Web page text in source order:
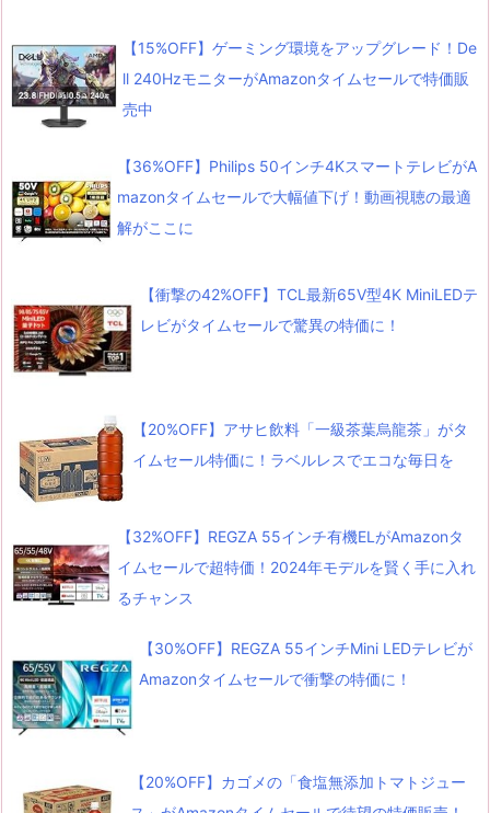
【15%OFF】ゲーミング環境をアップグレード！De
ll 240HzモニターがAmazonタイムセールで特価販
売中
【36%OFF】Philips 50インチ4KスマートテレビがA
mazonタイムセールで大幅値下げ！動画視聴の最適
解がここに
【衝撃の42%OFF】TCL最新65V型4K MiniLEDテ
レビがタイムセールで驚異の特価に！
【20%OFF】アサヒ飲料「一級茶葉烏龍茶」がタ
イムセール特価に！ラベルレスでエコな毎日を
【32%OFF】REGZA 55インチ有機ELがAmazonタ
イムセールで超特価！2024年モデルを賢く手に入れ
るチャンス
【30%OFF】REGZA 55インチMini LEDテレビが
Amazonタイムセールで衝撃の特価に！
【20%OFF】カゴメの「食塩無添加トマトジュー